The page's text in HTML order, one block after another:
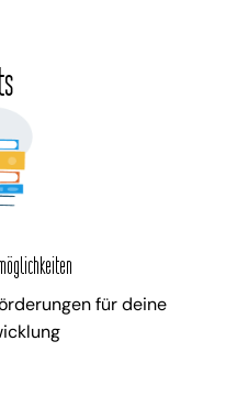
für deine